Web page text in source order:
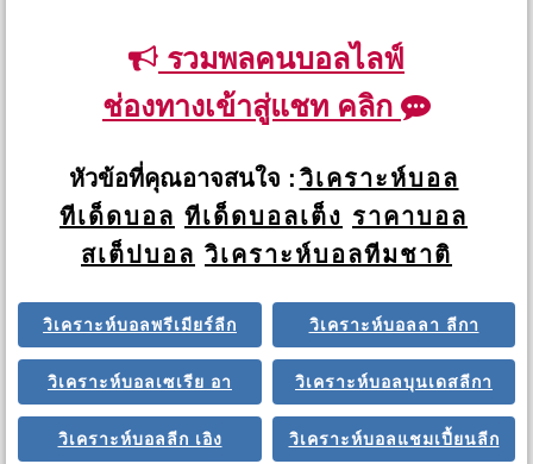
รวมพลคนบอลไลฟ์
ช่องทางเข้าสู่แชท คลิก
หัวข้อที่คุณอาจสนใจ : วิเคราะห์บอล
ทีเด็ดบอล ทีเด็ดบอลเต็ง ราคาบอล
สเต็ปบอล วิเคราะห์บอลทีมชาติ
วิเคราะห์บอลพรีเมียร์ลีก วิเคราะห์บอลลา ลีกา
วิเคราะห์บอลเซเรีย อา วิเคราะห์บอลบุนเดสลีกา
วิเคราะห์บอลลีก เอิง วิเคราะห์บอลแชมเปี้ยนลีก